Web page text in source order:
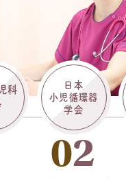
科
日本
小児循環器
学会
02